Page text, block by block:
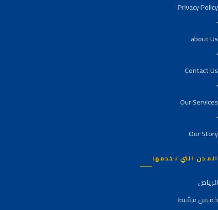
Privacy Policy
about Us
Contact Us
Our Services
Our Story
المدن التي نخدمها
الرياض
خميس مشيط